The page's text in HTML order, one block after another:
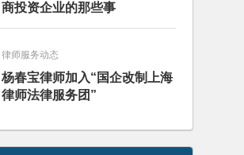
商投资企业的那些事
律师服务动态
杨春宝律师加入“国企改制上海
律师法律服务团”